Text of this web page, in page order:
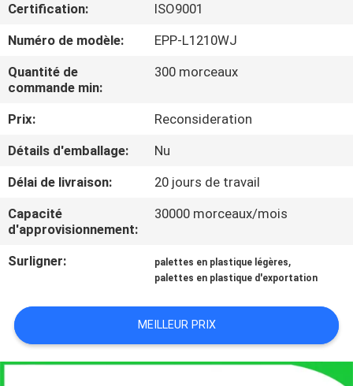
DE
L'USINE
CONTRÔLE
QUALITÉ
CONTACTEZ-
NOUS
DEMANDEZ
DEVIS
PLAN
Certification:
ISO9001
Numéro de modèle:
EPP-L1210WJ
Quantité de
commande min:
300 morceaux
Prix:
Reconsideration
Détails d'emballage:
Nu
Délai de livraison:
20 jours de travail
Capacité
d'approvisionnement:
30000 morceaux/mois
Surligner: palettes en plastique légères,
palettes en plastique d'exportation
MEILLEUR PRIX